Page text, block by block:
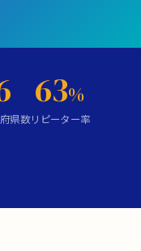
県数
63%
リピーター率